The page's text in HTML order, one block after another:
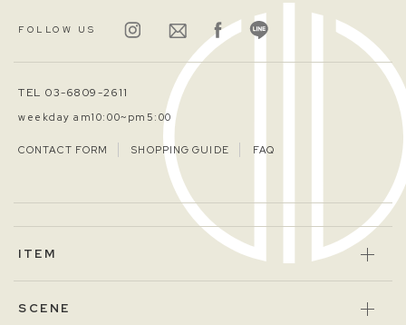
FOLLOW US
TEL 03-6809-2611
weekday am10:00~pm5:00
CONTACT FORM SHOPPING GUIDE FAQ
ITEM
SCENE